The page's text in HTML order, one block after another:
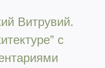
Витрувий.
с